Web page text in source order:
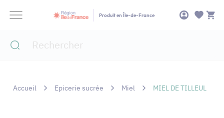
Produit en Île-de-France
Accueil Epicerie sucrée Miel MIEL DE TILLEUL